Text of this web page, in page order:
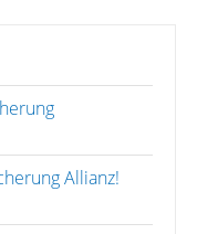
Allianz!